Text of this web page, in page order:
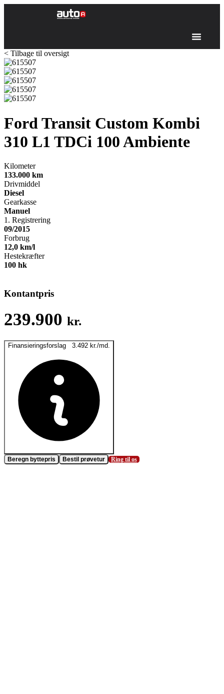
< Tilbage til oversigt
Ford Transit Custom Kombi
310 L1 TDCi 100 Ambiente
Kilometer
133.000 km
Drivmiddel
Diesel
Gearkasse
Manuel
1. Registrering
09/2015
Forbrug
12,0 km/l
Hestekræfter
100 hk
Kontantpris
239.900 kr.
Finansieringsforslag 3.492 kr./md.
Beregn byttepris Bestil prøvetur Ring til os